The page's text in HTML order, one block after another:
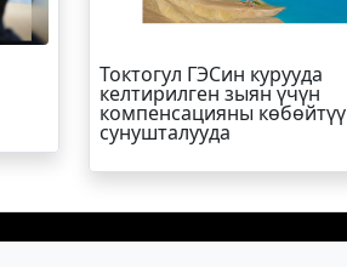
Токтогул ГЭСин курууда
келтирилген зыян үчүн
компенсацияны көбөйтүү
сунушталууда